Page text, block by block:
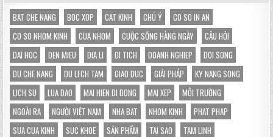
LỘC
BỊ
CHẶN
ĐỨNG
HOÀN
TOÀN
BAT CHE NANG BOC XOP CAT KINH CHÚ Ý
CO SO IN AN
CO SO NHOM KINH
CUA NHOM CUỘC SỐNG HÀNG NGÀY
CÂU HỎI
DAI HOC
DEN MIEU DIA LI DI TICH DOANH NGHIEP
DOI SONG
DU CHE NANG
DU LECH TAM GIAO DUC GIẢI PHÁP
KY NANG SONG
LICH SU
LUA DAO MAI HIEN DI DONG MAI XEP
MÔI TRƯỜNG
NGOÀI RA
NGƯỜI VIỆT NAM NHA BAT NHOM KINH
PHAT PHAP
SUA CUA KINH
SUC KHOE SẢN PHẨM TAI SAO
TAM LINH